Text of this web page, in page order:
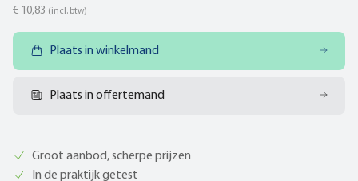
€ 10,83 (incl. btw)
Plaats in winkelmand
Plaats in offertemand
Groot aanbod, scherpe prijzen
In de praktijk getest